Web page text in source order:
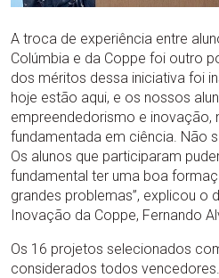
A troca de experiência entre
Colúmbia e da Coppe foi outro
dos méritos dessa iniciativa foi
hoje estão aqui, e os nossos
empreendedorismo e inovação,
fundamentada em ciência. Não
Os alunos que participaram
fundamental ter uma boa
grandes problemas”, explicou o
Inovação da Coppe, Fernando
Os 16 projetos selecionados
considerados todos